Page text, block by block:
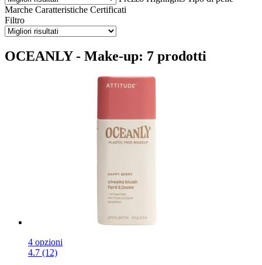
Marche Caratteristiche Certificati
Filtro
OCEANLY - Make-up: 7 prodotti
4 opzioni
4.7 (12)